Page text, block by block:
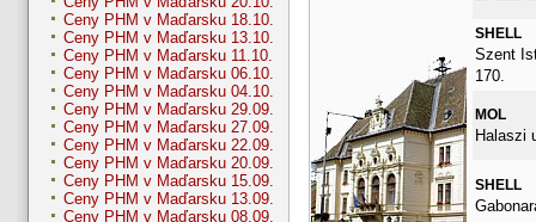
Ceny PHM v Maďarsku 18.10.
Ceny PHM v Maďarsku 13.10.
Ceny PHM v Maďarsku 11.10.
Ceny PHM v Maďarsku 06.10.
Ceny PHM v Maďarsku 04.10.
Ceny PHM v Maďarsku 29.09.
Ceny PHM v Maďarsku 27.09.
Ceny PHM v Maďarsku 22.09.
Ceny PHM v Maďarsku 20.09.
Ceny PHM v Maďarsku 15.09.
Ceny PHM v Maďarsku 13.09.
Ceny PHM v Maďarsku 08.09.
SHELL
Szent
170.
MOL
Halaszi
SHELL